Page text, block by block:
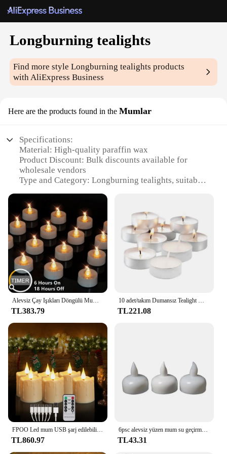
Longburning tealights
Find more styleLongburning tealights products
with AliExpress Business
Here are the products found in the Mumlar
Specifications:
Material: High-quality paraffin wax
Product Discount: Bulk discounts available for
wholesale vendors
Type and Category: Longburning tealights, suitable
Design and Style: Simple, elegant design that
complements any decor
Usage and Purpose: Ideal for creating a warm, cozy
ambiance
Typical Adaptive Scenario: Perfect for home decor,
events, and special occasions
Shape or Size or Weight or Quantity: Available in
sets, offering a consistent quantity for easy
planning
Features:
**Elegant Illumination for Every Occasion**
The Longburning tealights from Mumlar are a
testament to the perfect blend of functionality and
style. These tealights are crafted from premium
paraffin wax, ensuring a clean, consistent burn that
lasts longer than standard tealights. Their simple,
elegant design makes them a versatile addition to
any home decor or event theme, from intimate
gatherings to grand celebrations. With their long-
lasting burn time, you can enjoy the warm, inviting
glow for extended periods without the need for
frequent replacements.
Alevsiz Çay Işıkları Döngülü Mumlar Otomatik Zamanlayıcı 6 Saat Açık 18 Saat Kapalı 24 Saat LED Çay Işıkları Titreyen Mumlar
TL383.79
10 adet/takım Dumansız Tealight Mumlar Uzun Ömürlü Çay Işık Mumlar Havuz Düğün Doğum Günü Partisi Süslemeleri
TL221.08
FPOO Led mum USB şarj edilebilir mumlar uzaktan parti ev dekorasyon için titrek su geçirmez elektronik Tealight mumlar
TL860.97
6psc alevsiz yüzen mum su geçirmez titrek Tealights sıcak Led mumlar havuz için SPA küveti düğün yemeği dekor
TL43.31